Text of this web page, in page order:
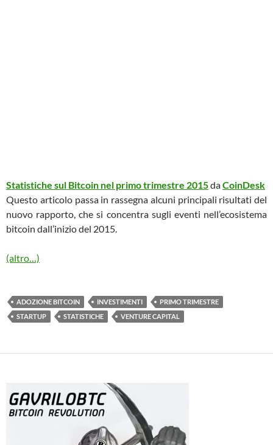
Statistiche sul Bitcoin nel primo trimestre 2015daCoinDesk
Questo articolo passa in rassegna alcuni principali risultati del
nuovo rapporto, che si concentra sugli eventi nell’ecosistema
bitcoin dall’inizio del 2015.
(altro…)
ADOZIONE BITCOIN INVESTIMENTI
PRIMO TRIMESTRE
STARTUP
STATISTICHE VENTURE CAPITAL